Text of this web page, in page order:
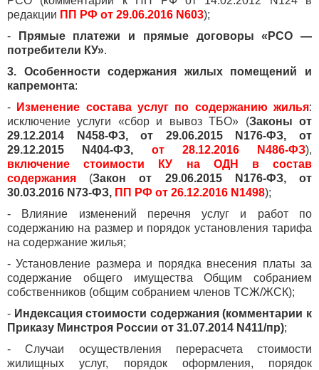
редакции ПП РФ от 29.06.2016 N603);
- Прямые платежи и прямые договоры «РСО —
потребители КУ».
3. Особенности содержания жилых помещений и
капремонта:
-
Изменение состава услуг по содержанию жилья:
исключение услуги «сбор и вывоз ТБО» (Законы от
29.12.2014 N458-ФЗ, от 29.06.2015 N176-ФЗ, от
29.12.2015 N404-ФЗ, от 28.12.2016 N486-ФЗ),
включение стоимости КУ на ОДН в состав
содержания (Закон от 29.06.2015 N176-ФЗ, от
30.03.2016 N73-ФЗ, ПП РФ от 26.12.2016 N1498);
- Влияние изменений перечня услуг и работ по
содержанию на размер и порядок установления тарифа
на содержание жилья;
- Установление размера и порядка внесения платы за
содержание общего имущества Общим собранием
собственников (общим собранием членов ТСЖ/ЖСК);
- Индексация стоимости содержания (комментарии к
Приказу Минстроя России от 31.07.2014 N411/пр);
- Случаи осуществления перерасчета стоимости
жилищных услуг, порядок оформления, порядок